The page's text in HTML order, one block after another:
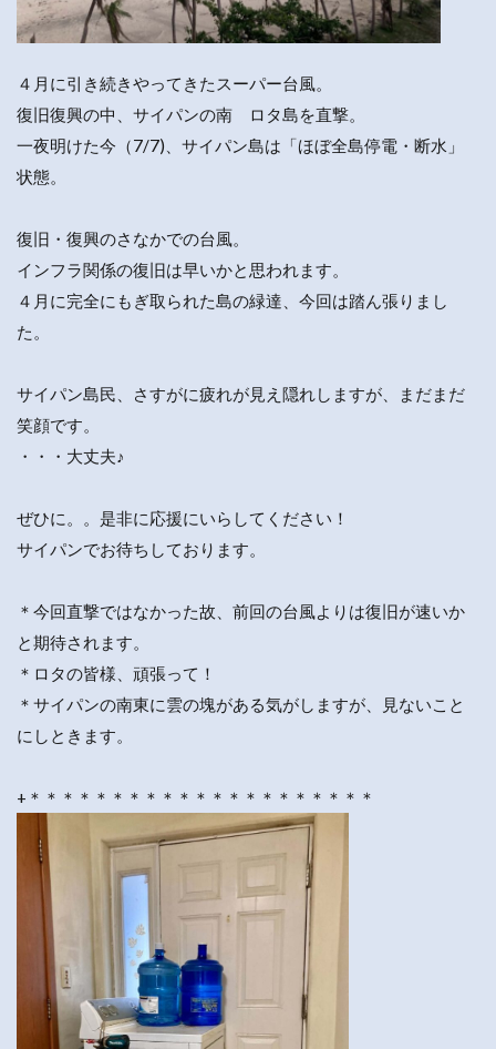
４月に引き続きやってきたスーパー台風。
復旧復興の中、サイパンの南 ロタ島を直撃。
一夜明けた今（7/7)、サイパン島は「ほぼ全島停電・断水」
状態。
復旧・復興のさなかでの台風。
インフラ関係の復旧は早いかと思われます。
４月に完全にもぎ取られた島の緑達、今回は踏ん張りまし
た。
サイパン島民、さすがに疲れが見え隠れしますが、まだまだ
笑顔です。
・・・大丈夫♪
ぜひに。。是非に応援にいらしてください！
サイパンでお待ちしております。
＊今回直撃ではなかった故、前回の台風よりは復旧が速いか
と期待されます。
＊ロタの皆様、頑張って！
＊サイパンの南東に雲の塊がある気がしますが、見ないこと
にしときます。
+＊＊＊＊＊＊＊＊＊＊＊＊＊＊＊＊＊＊＊＊＊